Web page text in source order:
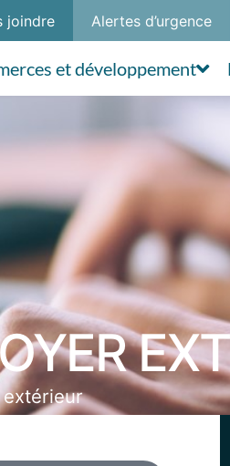
joindre Alertes d’urgence
et développement